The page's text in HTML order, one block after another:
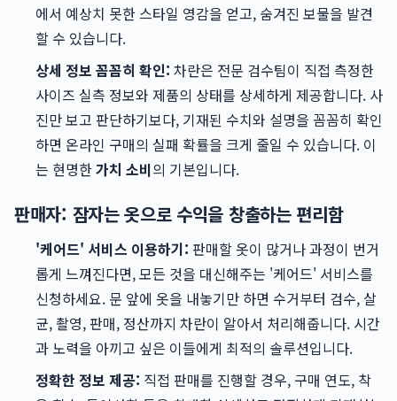
에서 예상치 못한 스타일 영감을 얻고, 숨겨진 보물을 발견
할 수 있습니다.
상세 정보 꼼꼼히 확인: 차란은 전문 검수팀이 직접 측정한
사이즈 실측 정보와 제품의 상태를 상세하게 제공합니다. 사
진만 보고 판단하기보다, 기재된 수치와 설명을 꼼꼼히 확인
하면 온라인 구매의 실패 확률을 크게 줄일 수 있습니다. 이
는 현명한가치 소비의 기본입니다.
판매자: 잠자는 옷으로 수익을 창출하는 편리함
'케어드' 서비스 이용하기: 판매할 옷이 많거나 과정이 번거
롭게 느껴진다면, 모든 것을 대신해주는 '케어드' 서비스를
신청하세요. 문 앞에 옷을 내놓기만 하면 수거부터 검수, 살
균, 촬영, 판매, 정산까지 차란이 알아서 처리해줍니다. 시간
과 노력을 아끼고 싶은 이들에게 최적의 솔루션입니다.
정확한 정보 제공: 직접 판매를 진행할 경우, 구매 연도, 착